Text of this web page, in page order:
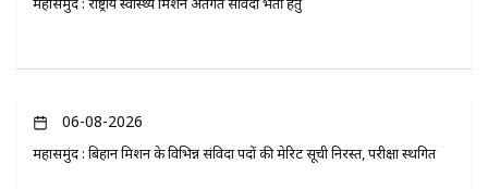
06-08-2026
महासमुंद : बिहान मिशन के विभिन्न संविदा पदों की मेरिट सूची निरस्त, परीक्षा स्थगित